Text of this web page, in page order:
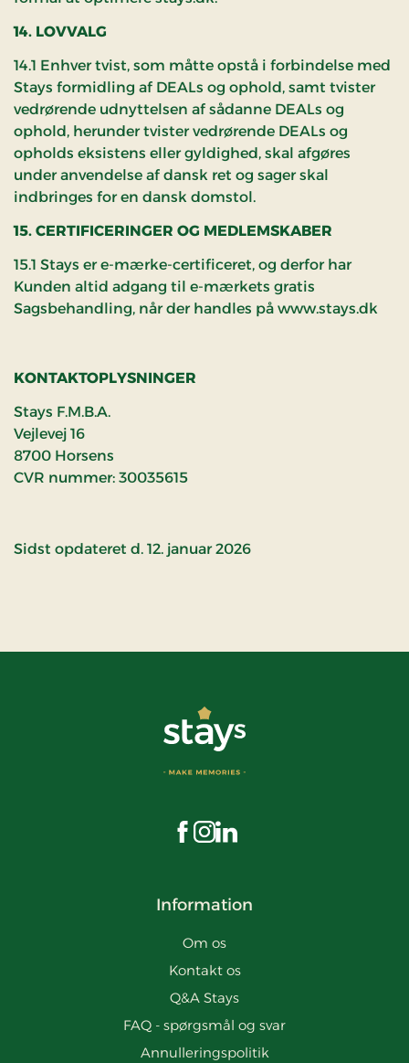
14. LOVVALG
14.1 Enhver tvist, som måtte opstå i forbindelse med
Stays formidling af DEALs og ophold, samt tvister
vedrørende udnyttelsen af sådanne DEALs og
ophold, herunder tvister vedrørende DEALs og
opholds eksistens eller gyldighed, skal afgøres
under anvendelse af dansk ret og sager skal
indbringes for en dansk domstol.
15. CERTIFICERINGER OG MEDLEMSKABER
15.1 Stays er e-mærke-certificeret, og derfor har
Kunden altid adgang til e-mærkets gratis
Sagsbehandling, når der handles på www.stays.dk
KONTAKTOPLYSNINGER
Stays F.M.B.A.
Vejlevej 16
8700 Horsens
CVR nummer: 30035615
Sidst opdateret d. 12. januar 2026
Besøg os på Facebook
Besøg os på Instagram
Besøg os på LinkedIn
Information
Om os
Kontakt os
Q&A Stays
FAQ - spørgsmål og svar
Annulleringspolitik